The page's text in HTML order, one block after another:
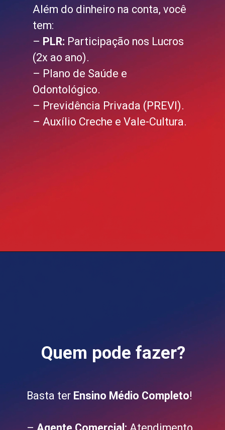
Além do dinheiro na conta, você
tem:
– PLR: Participação nos Lucros
(2x ao ano).
– Plano de Saúde e
Odontológico.
– Previdência Privada (PREVI).
– Auxílio Creche e Vale-Cultura.
Quem pode fazer?
Basta ter Ensino Médio Completo!